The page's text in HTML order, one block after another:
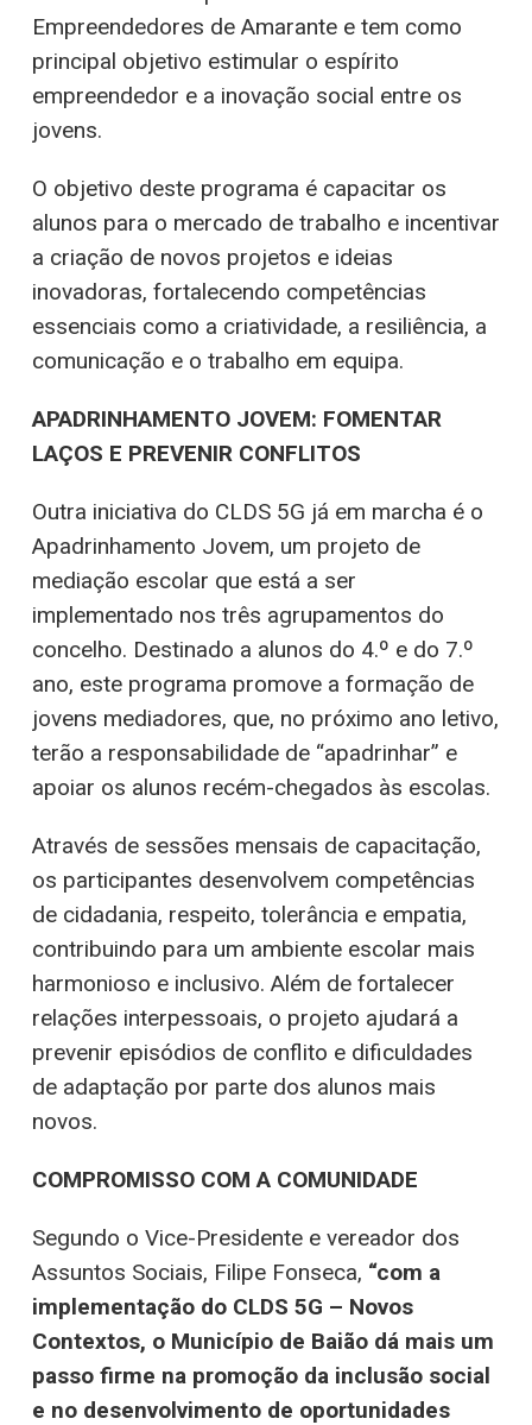
Empreendedores de Amarante e tem como
principal objetivo estimular o espírito
empreendedor e a inovação social entre os
jovens.
O objetivo deste programa é capacitar os
alunos para o mercado de trabalho e incentivar
a criação de novos projetos e ideias
inovadoras, fortalecendo competências
essenciais como a criatividade, a resiliência, a
comunicação e o trabalho em equipa.
APADRINHAMENTO JOVEM: FOMENTAR
LAÇOS E PREVENIR CONFLITOS
Outra iniciativa do CLDS 5G já em marcha é o
Apadrinhamento Jovem, um projeto de
mediação escolar que está a ser
implementado nos três agrupamentos do
concelho. Destinado a alunos do 4.º e do 7.º
ano, este programa promove a formação de
jovens mediadores, que, no próximo ano letivo,
terão a responsabilidade de “apadrinhar” e
apoiar os alunos recém-chegados às escolas.
Através de sessões mensais de capacitação,
os participantes desenvolvem competências
de cidadania, respeito, tolerância e empatia,
contribuindo para um ambiente escolar mais
harmonioso e inclusivo. Além de fortalecer
relações interpessoais, o projeto ajudará a
prevenir episódios de conflito e dificuldades
de adaptação por parte dos alunos mais
novos.
COMPROMISSO COM A COMUNIDADE
Segundo o Vice-Presidente e vereador dos
Assuntos Sociais, Filipe Fonseca, “com a
implementação do CLDS 5G – Novos
Contextos, o Município de Baião dá mais um
passo firme na promoção da inclusão social
e no desenvolvimento de oportunidades